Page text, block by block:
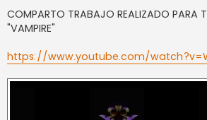
n
s
a
COMPARTO TRABAJO REALIZADO PARA
"VAMPIRE"
https://www.youtube.com/